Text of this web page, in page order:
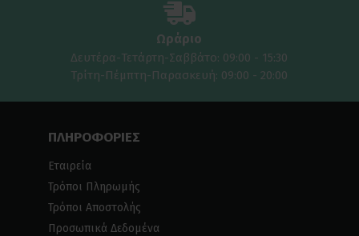
Ωράριο
Δευτέρα-Τετάρτη-Σαββάτο: 09:00 - 15:30
Τρίτη-Πέμπτη-Παρασκευή: 09:00 - 20:00
ΠΛΗΡΟΦΟΡΙΕΣ
Εταιρεία
Τρόποι Πληρωμής
Τρόποι Αποστολής
Προσωπικά Δεδομένα